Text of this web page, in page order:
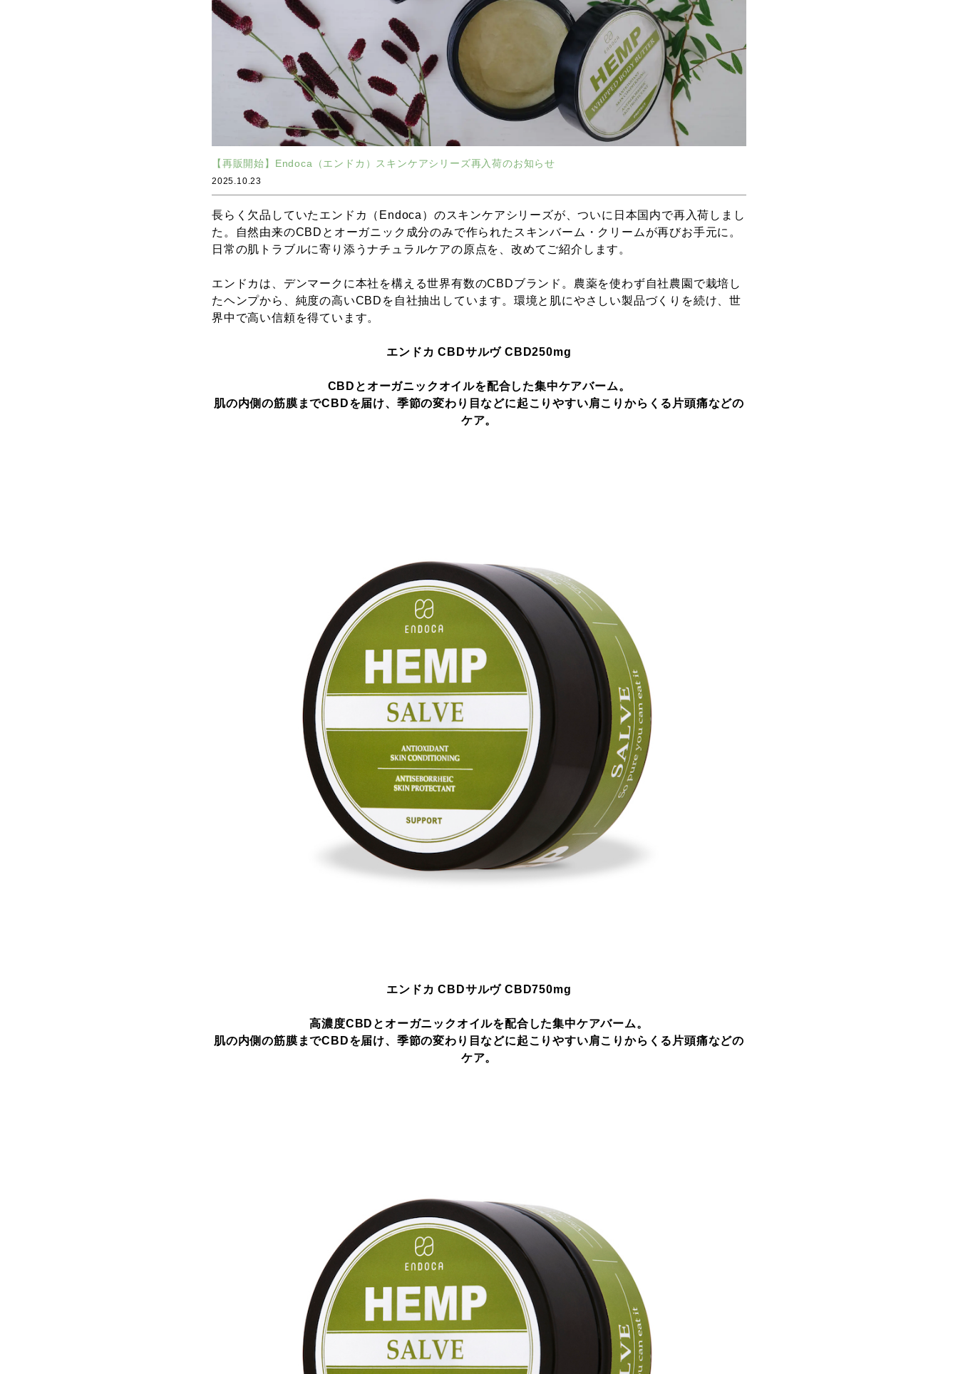
【再販開始】Endoca（エンドカ）スキンケアシリーズ再入荷のお知らせ
2025.10.23
長らく欠品していたエンドカ（Endoca）のスキンケアシリーズが、ついに日本国内で再入荷しまし
た。自然由来のCBDとオーガニック成分のみで作られたスキンバーム・クリームが再びお手元に。
日常の肌トラブルに寄り添うナチュラルケアの原点を、改めてご紹介します。
エンドカは、デンマークに本社を構える世界有数のCBDブランド。農薬を使わず自社農園で栽培し
たヘンプから、純度の高いCBDを自社抽出しています。環境と肌にやさしい製品づくりを続け、世
界中で高い信頼を得ています。
エンドカ CBDサルヴ CBD250mg
CBDとオーガニックオイルを配合した集中ケアバーム。
肌の内側の筋膜までCBDを届け、季節の変わり目などに起こりやすい肩こりからくる片頭痛などの
ケア。
エンドカ CBDサルヴ CBD750mg
高濃度CBDとオーガニックオイルを配合した集中ケアバーム。
肌の内側の筋膜までCBDを届け、季節の変わり目などに起こりやすい肩こりからくる片頭痛などの
ケア。